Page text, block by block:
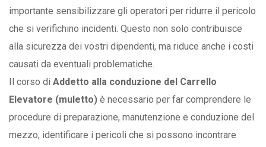
importante sensibilizzare gli operatori per ridurre il pericolo
che si verifichino incidenti. Questo non solo contribuisce
alla sicurezza dei vostri dipendenti, ma riduce anche i costi
causati da eventuali problematiche.
Il corso di Addetto alla conduzione del Carrello
Elevatore (muletto) è necessario per far comprendere le
procedure di preparazione, manutenzione e conduzione del
mezzo, identificare i pericoli che si possono incontrare